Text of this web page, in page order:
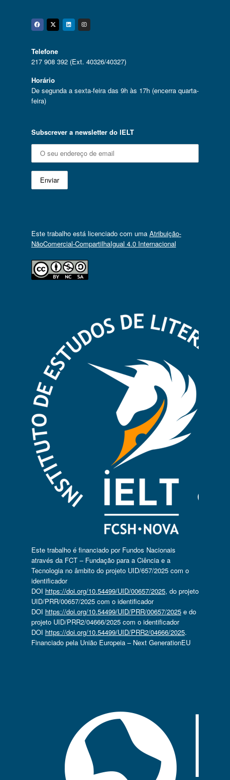
Facebook
Twitter
Linkedin
Instagram
Telefone
217 908 392 (Ext. 40326/40327)
Horário
De segunda a sexta-feira das 9h às 17h (encerra quarta-
feira)
Subscrever a newsletter do IELT
Este trabalho está licenciado com uma Atribuição-
NãoComercial-CompartilhaIgual 4.0 Internacional
Este trabalho é financiado por Fundos Nacionais
através da FCT – Fundação para a Ciência e a
Tecnologia no âmbito do projeto UID/657/2025 com o
identificador
DOI https://doi.org/10.54499/UID/00657/2025, do projeto
UID/PRR/00657/2025 com o identificador
DOI https://doi.org/10.54499/UID/PRR/00657/2025e do
projeto UID/PRR2/04666/2025 com o identificador
DOI https://doi.org/10.54499/UID/PRR2/04666/2025.
Financiado pela União Europeia – Next GenerationEU